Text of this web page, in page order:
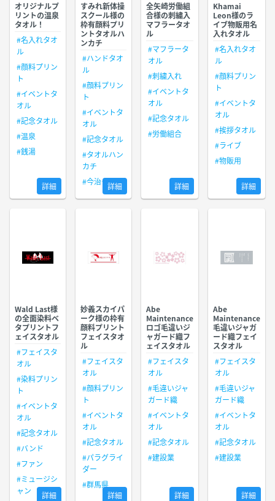
オリジナルプ
リントの温泉
タオル！
#名入れタオ
ル
#顔料プリン
ト
#イベントタ
オル
#記念タオル
#温泉
#銭湯
詳細
すみれ新体操
スクール様の
枠有顔料プリ
ントタオルハ
ンカチ
#ハンドタオ
ル
#顔料プリン
ト
#イベントタ
オル
#記念タオル
#タオルハン
カチ
#今治タオル
詳細
全矢崎労働組
合様の刺繍入
マフラータオ
ル
#マフラータ
オル
#刺繍入れ
#イベントタ
オル
#記念タオル
#労働組合
詳細
Khamai
Leon様のラ
イブ物販用名
入れタオル
#名入れタオ
ル
#顔料プリン
ト
#イベントタ
オル
#挨拶タオル
#ライブ
#物販用
詳細
Wald Last様
の全面染料ベ
タプリントフ
ェイスタオル
#フェイスタ
オル
#染料プリン
ト
#イベントタ
オル
#記念タオル
#バンド
#ファン
#ミュージシ
ャン
詳細
妙義スカイパ
ーク様の枠有
顔料プリント
フェイスタオ
ル
#フェイスタ
オル
#顔料プリン
ト
#イベントタ
オル
#記念タオル
#パラグライ
ダー
#群馬県
詳細
Abe
Maintenance
ロゴ毛違いジ
ャガード織フ
ェイスタオル
#フェイスタ
オル
#毛違いジャ
ガード織
#イベントタ
オル
#記念タオル
#建設業
詳細
Abe
Maintenance
毛違いジャガ
ード織フェイ
スタオル
#フェイスタ
オル
#毛違いジャ
ガード織
#イベントタ
オル
#記念タオル
#建設業
詳細